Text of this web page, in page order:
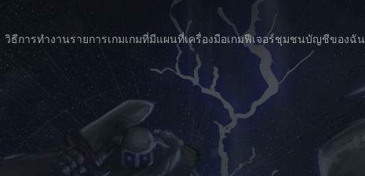
วิธีการทำงานรายการเกมเกมที่มีแผนที่เครื่องมือเกมฟีเจอร์ชุมชนบัญชีของฉัน